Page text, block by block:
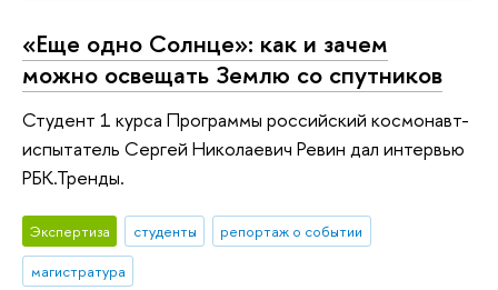
«Еще одно Солнце»: как и зачем
можно освещать Землю со спутников
Студент 1 курса Программы российский космонавт-
испытатель Сергей Николаевич Ревин дал интервью
РБК.Тренды.
Экспертиза студенты
репортаж о событии
магистратура